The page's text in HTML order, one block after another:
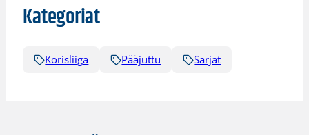
Kategoriat
Korisliiga Pääjuttu Sarjat